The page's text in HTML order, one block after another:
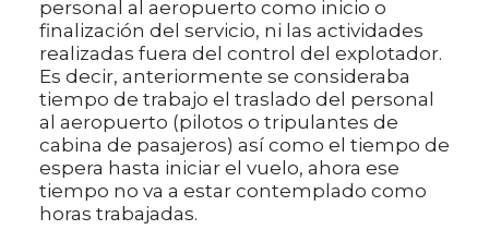
personal al aeropuerto como inicio o
finalización del servicio, ni las actividades
realizadas fuera del control del explotador.
Es decir, anteriormente se consideraba
tiempo de trabajo el traslado del personal
al aeropuerto (pilotos o tripulantes de
cabina de pasajeros) así como el tiempo de
espera hasta iniciar el vuelo, ahora ese
tiempo no va a estar contemplado como
horas trabajadas.